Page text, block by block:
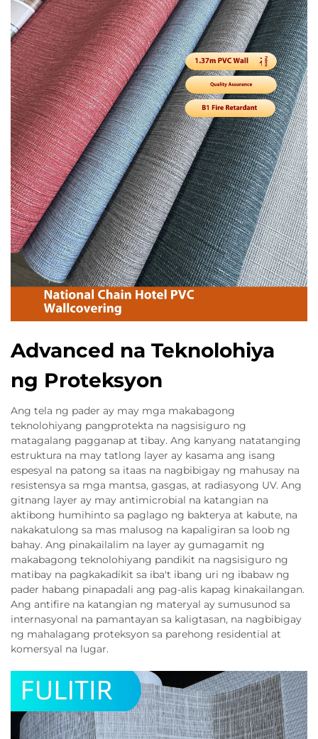
Advanced na Teknolohiya
ng Proteksyon
Ang tela ng pader ay may mga makabagong
teknolohiyang pangprotekta na nagsisiguro ng
matagalang pagganap at tibay. Ang kanyang natatanging
estruktura na may tatlong layer ay kasama ang isang
espesyal na patong sa itaas na nagbibigay ng mahusay na
resistensya sa mga mantsa, gasgas, at radiasyong UV. Ang
gitnang layer ay may antimicrobial na katangian na
aktibong humihinto sa paglago ng bakterya at kabute, na
nakakatulong sa mas malusog na kapaligiran sa loob ng
bahay. Ang pinakailalim na layer ay gumagamit ng
makabagong teknolohiyang pandikit na nagsisiguro ng
matibay na pagkakadikit sa iba't ibang uri ng ibabaw ng
pader habang pinapadali ang pag-alis kapag kinakailangan.
Ang antifire na katangian ng materyal ay sumusunod sa
internasyonal na pamantayan sa kaligtasan, na nagbibigay
ng mahalagang proteksyon sa parehong residential at
komersyal na lugar.